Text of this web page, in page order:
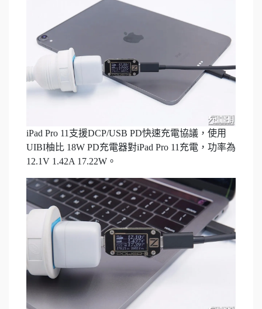
iPad Pro 11支援DCP/USB PD快速充電協議，使用
UIBI柚比 18W PD充電器對iPad Pro 11充電，功率為
12.1V 1.42A 17.22W。